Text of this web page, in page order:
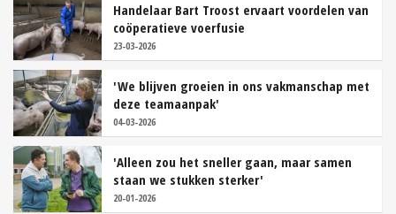
Handelaar Bart Troost ervaart voordelen van
coöperatieve voerfusie
23-03-2026
'We blijven groeien in ons vakmanschap met
deze teamaanpak'
04-03-2026
'Alleen zou het sneller gaan, maar samen
staan we stukken sterker'
20-01-2026